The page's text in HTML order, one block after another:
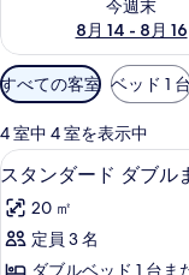
今週末
8月 14 - 8月 16
利
用
可
能
な
客
室
の
すべての客室 ベッド 1
4 室中 4 室を表示中
ス
タ
ン
ダ
24
スタンダード ダブル
20 ㎡
定員 3 名
ダブルベッド 1 台